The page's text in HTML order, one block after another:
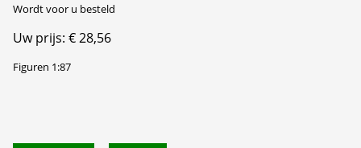
Wordt voor u besteld
Uw prijs: € 28,56
Figuren 1:87